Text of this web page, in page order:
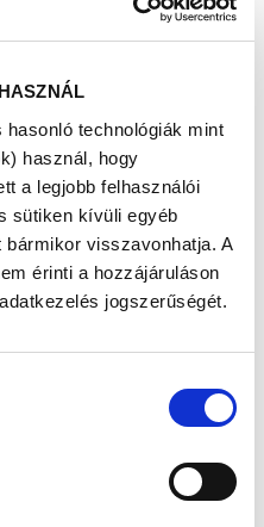
technológiák mint
használ, hogy
a legjobb felhasználói
sütiken kívüli egyéb
visszavonhatja. A
érinti a hozzájáruláson
jogszerűségét.
milyen szintre fejlődünk
meg
sokáig nem foglalkozik
magára, sportol és
szűrővizsgálatokon való